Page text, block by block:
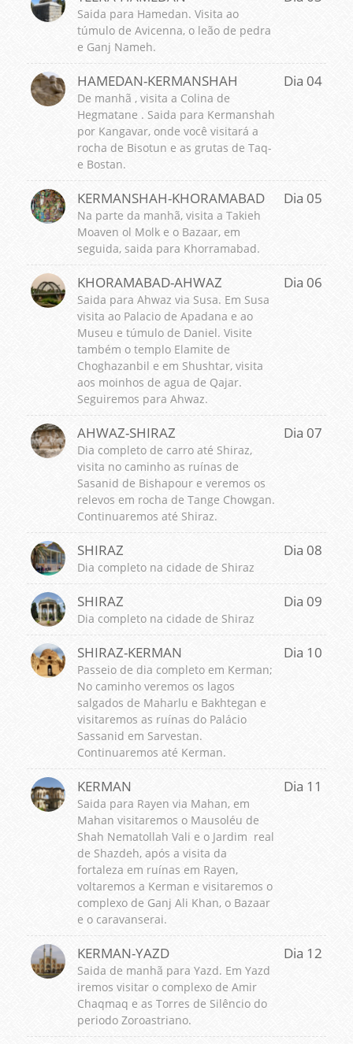
Saida para Hamedan. Visita ao
túmulo de Avicenna, o leão de pedra
e Ganj Nameh.
HAMEDAN-KERMANSHAH Dia 04
De manhã , visita a Colina de
Hegmatane . Saida para Kermanshah
por Kangavar, onde você visitará a
rocha de Bisotun e as grutas de Taq-
e Bostan.
KERMANSHAH-KHORAMABAD Dia 05
Na parte da manhã, visita a Takieh
Moaven ol Molk e o Bazaar, em
seguida, saida para Khorramabad.
KHORAMABAD-AHWAZ Dia 06
Saida para Ahwaz via Susa. Em Susa
visita ao Palacio de Apadana e ao
Museu e túmulo de Daniel. Visite
também o templo Elamite de
Choghazanbil e em Shushtar, visita
aos moinhos de agua de Qajar.
Seguiremos para Ahwaz.
AHWAZ-SHIRAZ Dia 07
Dia completo de carro até Shiraz,
visita no caminho as ruínas de
Sasanid de Bishapour e veremos os
relevos em rocha de Tange Chowgan.
Continuaremos até Shiraz.
SHIRAZ Dia 08
Dia completo na cidade de Shiraz
SHIRAZ Dia 09
Dia completo na cidade de Shiraz
SHIRAZ-KERMAN Dia 10
Passeio de dia completo em Kerman;
No caminho veremos os lagos
salgados de Maharlu e Bakhtegan e
visitaremos as ruínas do Palácio
Sassanid em Sarvestan.
Continuaremos até Kerman.
KERMAN Dia 11
Saida para Rayen via Mahan, em
Mahan visitaremos o Mausoléu de
Shah Nematollah Vali e o Jardim real
de Shazdeh, após a visita da
fortaleza em ruínas em Rayen,
voltaremos a Kerman e visitaremos o
complexo de Ganj Ali Khan, o Bazaar
e o caravanserai.
KERMAN-YAZD Dia 12
Saida de manhã para Yazd. Em Yazd
iremos visitar o complexo de Amir
Chaqmaq e as Torres de Silêncio do
periodo Zoroastriano.